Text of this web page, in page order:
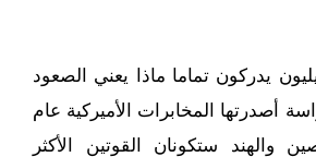
يدركون تماما ماذا يعني الصعود
أصدرتها المخابرات الأميركية عام
والهند ستكونان القوتين الأكثر